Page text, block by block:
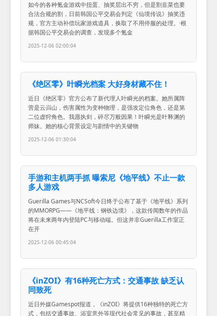
如今的各种氪金游戏中扭蛋、抽奖层出不穷，但是割韭菜也要
合法合规的割，日前韩国公平交易会判定《仙境传说》抽奖违
规，官方主动补偿玩家游戏道具，换取了不用停服的处理。·根
据韩国公平交易会的调查，发现多个氪金
2025-12-06 02:00:04
《绝区零》叶瞬光档案 大好身材藏不住！
近日《绝区零》官方公布了新代理人叶瞬光的档案。她所属阵
营是云岿山，伤害属性为变种物理，是强攻定位角色，还是第
二位虚狩角色。我愿执剑，碎尽万般因果！叶瞬光是叶释渊的
师妹。她的核心背景设定与剧情中的关键物
2025-12-06 01:30:04
手游和主机两手抓 曝索尼《地平线》不止一款
多人游戏
Guerilla Games与NCSoft今日终于公布了基于《地平线》系列
的MMORPG——《地平线：钢铁边境》，这款传闻数年的作品
将在未来两年内登陆PC与移动端。但这并非Guerilla工作室正
在开
2025-12-06 00:45:04
《inZOI》有16种死亡方式：交通事故 缺乏认
同致死
近日外媒Gamespot报道，《inZOI》将提供16种独特的死亡方
式，包括交通事故、浴室意外等现代社会常见的事故，甚至精